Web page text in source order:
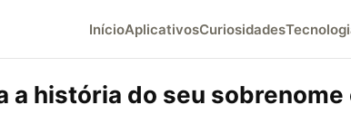
InícioAplicativosCuriosidades
a história do seu